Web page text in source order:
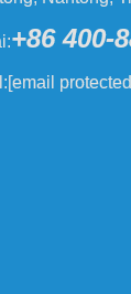
+86 400-
[email